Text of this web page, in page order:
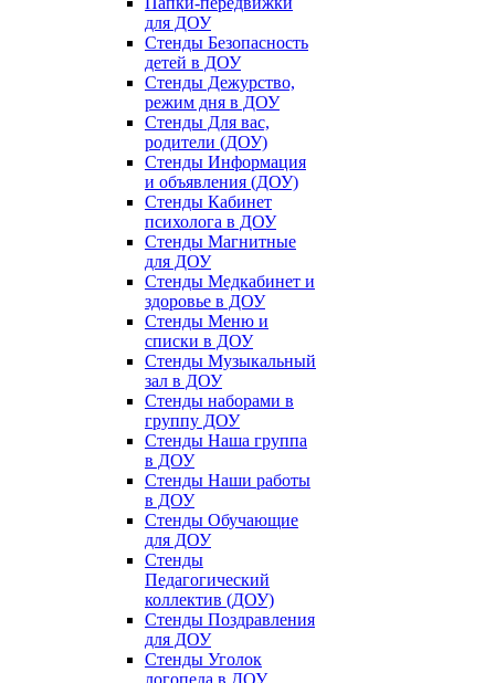
для ДОУ
Стенды Безопасность
детей в ДОУ
Стенды Дежурство,
режим дня в ДОУ
Стенды Для вас,
родители (ДОУ)
Стенды Информация
и объявления (ДОУ)
Стенды Кабинет
психолога в ДОУ
Стенды Магнитные
для ДОУ
Стенды Медкабинет и
здоровье в ДОУ
Стенды Меню и
списки в ДОУ
Стенды Музыкальный
зал в ДОУ
Стенды наборами в
группу ДОУ
Стенды Наша группа
в ДОУ
Стенды Наши работы
в ДОУ
Стенды Обучающие
для ДОУ
Стенды
Педагогический
коллектив (ДОУ)
Стенды Поздравления
для ДОУ
Стенды Уголок
логопеда в ДОУ